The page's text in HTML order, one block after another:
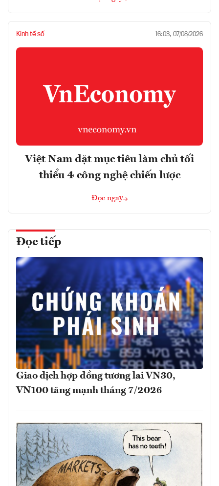
Kinh tế số 16:03, 07/08/2026
Việt Nam đặt mục tiêu làm chủ tối
thiểu 4 công nghệ chiến lược
Đọc ngay
Đọc tiếp
Giao dịch hợp đồng tương lai VN30,
VN100 tăng mạnh tháng 7/2026